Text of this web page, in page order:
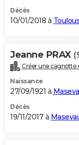
Décès
10/01/2018 à
Jeanne PRAX
Créer une cagnotte
Naissance
27/09/1921 à
Décès
19/11/2017 à